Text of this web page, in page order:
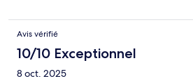
Avis vérifié
10/10 Exceptionnel
8 oct. 2025